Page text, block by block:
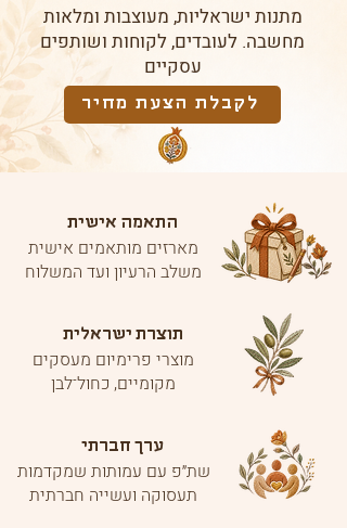
מתנות ישראליות, מעוצבות ומלאות
מחשבה. לעובדים, לקוחות ושותפים
עסקיים
לקבלת הצעת מחיר
התאמה אישית
מארזים מותאמים אישית
משלב הרעיון ועד המשלוח
תוצרת ישראלית
מוצרי פרימיום מעסקים
מקומיים, כחול־לבן
ערך חברתי
שת״פ עם עמותות שמקדמות
תעסוקה ועשייה חברתית